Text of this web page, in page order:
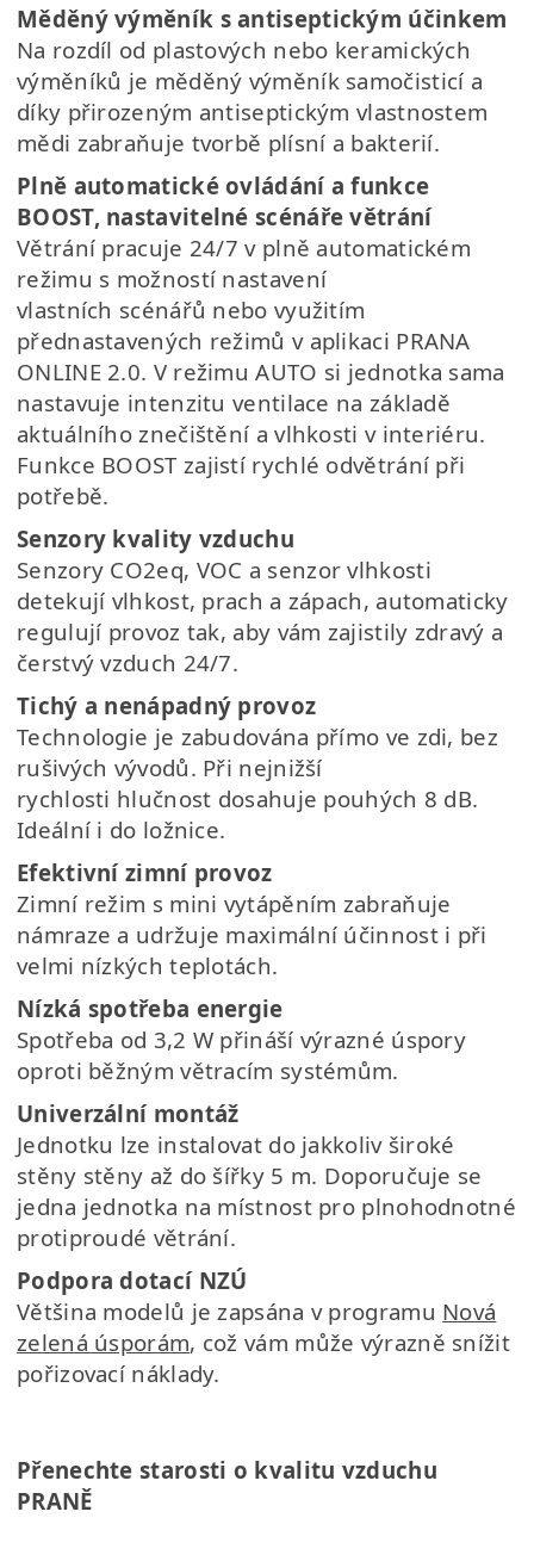
Měděný výměník s antiseptickým účinkem
Na rozdíl od plastových nebo keramických
výměníků je měděný výměník samočisticí a
díky přirozeným antiseptickým vlastnostem
mědi zabraňuje tvorbě plísní a bakterií.
Plně automatické ovládání a funkce
BOOST, nastavitelné scénáře větrání
Větrání pracuje 24/7 v plně automatickém
režimu s možností nastavení
vlastních scénářů nebo využitím
přednastavených režimů v aplikaci PRANA
ONLINE 2.0. V režimu AUTO si jednotka sama
nastavuje intenzitu ventilace na základě
aktuálního znečištění a vlhkosti v interiéru.
Funkce BOOST zajistí rychlé odvětrání při
potřebě.
Senzory kvality vzduchu
Senzory CO2eq, VOC a senzor vlhkosti
detekují vlhkost, prach a zápach, automaticky
regulují provoz tak, aby vám zajistily zdravý a
čerstvý vzduch 24/7.
Tichý a nenápadný provoz
Technologie je zabudována přímo ve zdi, bez
rušivých vývodů. Při nejnižší
rychlosti hlučnost dosahuje pouhých 8 dB.
Ideální i do ložnice.
Efektivní zimní provoz
Zimní režim s mini vytápěním zabraňuje
námraze a udržuje maximální účinnost i při
velmi nízkých teplotách.
Nízká spotřeba energie
Spotřeba od 3,2 W přináší výrazné úspory
oproti běžným větracím systémům.
Univerzální montáž
Jednotku lze instalovat do jakkoliv široké
stěny stěny až do šířky 5 m. Doporučuje se
jedna jednotka na místnost pro plnohodnotné
protiproudé větrání.
Podpora dotací NZÚ
Většina modelů je zapsána v programu Nová
zelená úsporám, což vám může výrazně snížit
pořizovací náklady.
Přenechte starosti o kvalitu vzduchu
PRANĚ